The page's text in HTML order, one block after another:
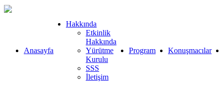
Anasayfa
Hakkında
Etkinlik
Hakkında
Yürütme
Kurulu
SSS
İletişim
Program Konuşmacılar